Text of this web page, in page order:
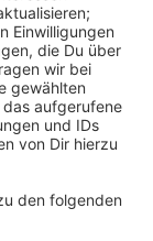
Prozent
dauerhafte
heißt es.
einen
glaubt der
die